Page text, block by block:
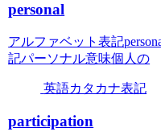
personal
アルファベット表記
記パーソナル意味個人の
英語カタカナ表記
participation